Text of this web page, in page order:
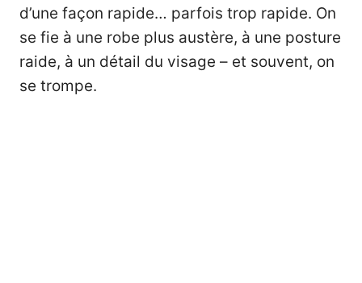
d’une façon rapide… parfois trop rapide. On
se fie à une robe plus austère, à une posture
raide, à un détail du visage – et souvent, on
se trompe.